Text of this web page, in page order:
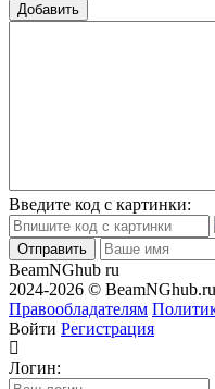
Добавить
Введите код с картинки:
Отправить
BeamNGhub ru
2024-2026 ©
Правообладателям
Войти Регистрация
Логин: